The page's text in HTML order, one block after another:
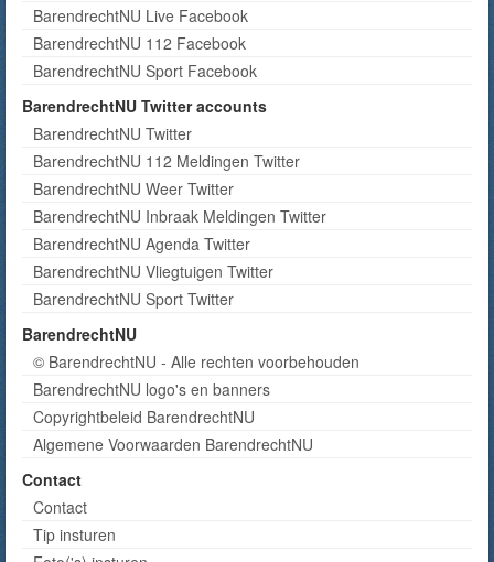
BarendrechtNU Live Facebook
BarendrechtNU 112 Facebook
BarendrechtNU Sport Facebook
BarendrechtNU Twitter accounts
BarendrechtNU Twitter
BarendrechtNU 112 Meldingen Twitter
BarendrechtNU Weer Twitter
BarendrechtNU Inbraak Meldingen Twitter
BarendrechtNU Agenda Twitter
BarendrechtNU Vliegtuigen Twitter
BarendrechtNU Sport Twitter
BarendrechtNU
© BarendrechtNU - Alle rechten voorbehouden
BarendrechtNU logo's en banners
Copyrightbeleid BarendrechtNU
Algemene Voorwaarden BarendrechtNU
Contact
Contact
Tip insturen